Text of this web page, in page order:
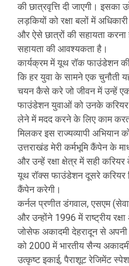
की छात्रवृत्ति दी जाएगी।
लड़कियों को रक्षा बलों में
और ऐसे छात्रों की सहायता करना
सहायता की आवश्यकता है।
कार्यक्रम में यूथ रॉक फाउंडेशन
कि हर युवा के सामने एक चुनौती
चयन कैसे करे जो जीवन में उन्हें
फाउंडेशन युवाओं को उनके करियर
लेने में मदद करने के लिए काम
मिलकर इस राज्यव्यापी
उत्तराखंड मेरी कर्मभूमि कैंपेन के
और उन्हें रक्षा क्षेत्र में सही
यूथ रॉक्स फाउंडेशन दूसरे करियर
कैंपेन करेगी।
कर्नल प्रणीत डंगवाल, एसएम
और उन्होंने 1996 में राष्ट्रीय
जोसेफ अकादमी देहरादून से अपनी
को 2000 में भारतीय सैन्य
उत्कृष्ट इकाई, पैराशूट रेजिमेंट